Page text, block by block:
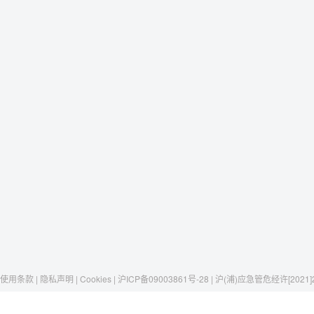
使用条款 | 隐私声明 | Cookies | 沪ICP备09003861号-28 | 沪(浦)应急管危经许